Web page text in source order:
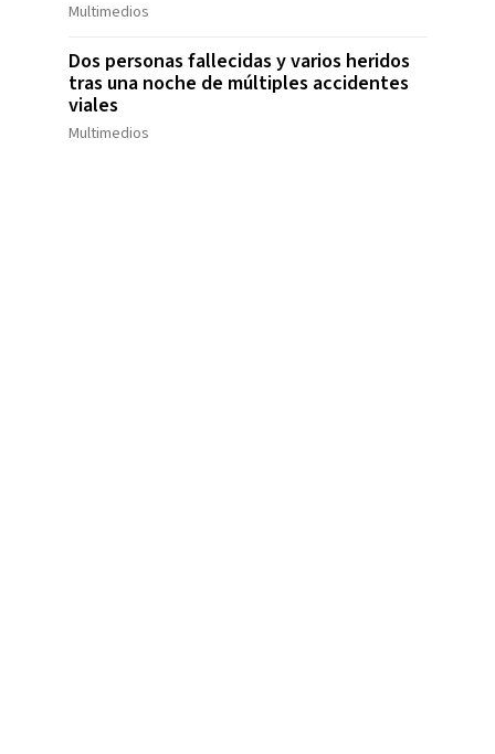
Multimedios
Dos personas fallecidas y varios heridos
tras una noche de múltiples accidentes
viales
Multimedios